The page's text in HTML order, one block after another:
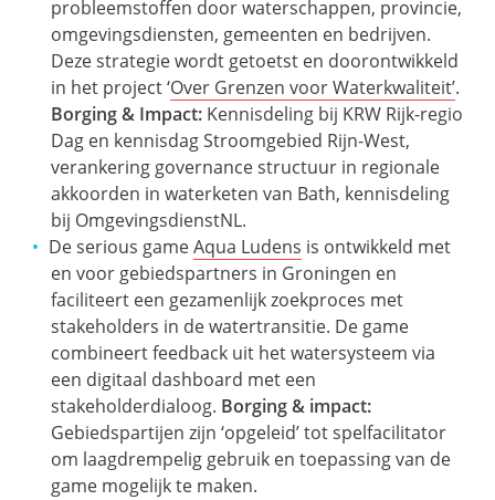
probleemstoffen door waterschappen, provincie,
omgevingsdiensten, gemeenten en bedrijven.
Deze strategie wordt getoetst en doorontwikkeld
in het project ‘Over Grenzen voor Waterkwaliteit’.
Borging & Impact: Kennisdeling bij KRW Rijk-regio
Dag en kennisdag Stroomgebied Rijn-West,
verankering governance structuur in regionale
akkoorden in waterketen van Bath, kennisdeling
bij OmgevingsdienstNL.
De serious gameAqua Ludens is ontwikkeld met
en voor gebiedspartners in Groningen en
faciliteert een gezamenlijk zoekproces met
stakeholders in de watertransitie. De game
combineert feedback uit het watersysteem via
een digitaal dashboard met een
stakeholderdialoog. Borging & impact:
Gebiedspartijen zijn ‘opgeleid’ tot spelfacilitator
om laagdrempelig gebruik en toepassing van de
game mogelijk te maken.